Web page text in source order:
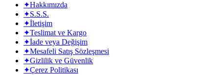
✦Hakkımızda
✦S.S.S.
✦İletişim
✦Teslimat ve Kargo
✦İade veya Değişim
✦Mesafeli Satış Sözleşmesi
✦Gizlilik ve Güvenlik
✦Çerez Politikası